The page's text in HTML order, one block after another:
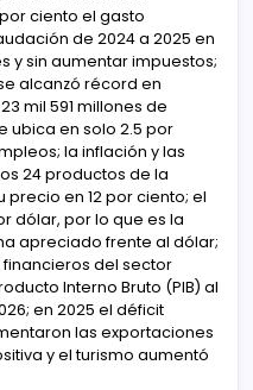
ciento el gasto
de 2024 a 2025 en
y sin aumentar impuestos;
alcanzó récord en
mil 591 millones de
ubica en solo 2.5 por
la inflación y las
24 productos de la
en 12 por ciento; el
dólar, por lo que es la
apreciado frente al dólar;
del sector
Interno Bruto (PIB) al
en 2025 el déficit
las exportaciones
y el turismo aumentó